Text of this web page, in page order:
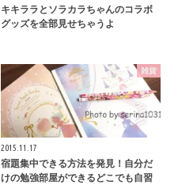
キキララとソラカラちゃんのコラボ
グッズを全部見せちゃうよ
雑貨
2015.11.17
宿題集中できる方法を発見！自分だ
けの勉強部屋ができるどこでも自習